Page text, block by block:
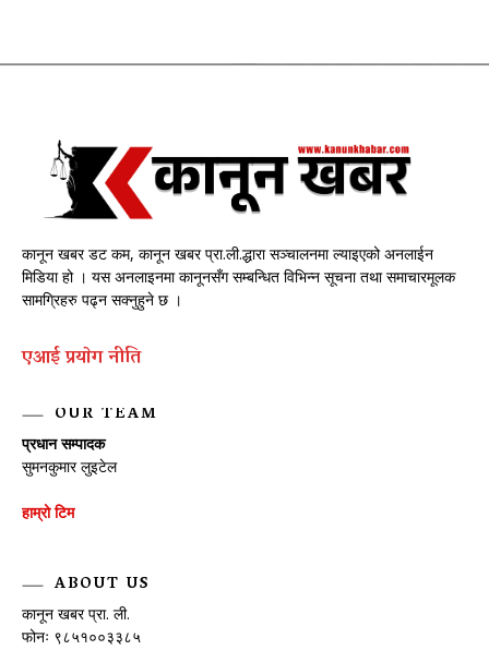
कानून खबर डट कम, कानून खबर प्रा.ली.द्धारा सञ्चालनमा ल्याइएको अनलाईन
मिडिया हो । यस अनलाइनमा कानूनसँग सम्बन्धित विभिन्न सूचना तथा समाचारमूलक
सामग्रिहरु पढ्न सक्नुहुने छ ।
एआई प्रयाेग नीति
OUR TEAM
प्रधान सम्पादक
सुमनकुमार लुइटेल
हाम्रो टिम
ABOUT US
कानून खबर प्रा. ली.
फोनः ९८५१००३३८५